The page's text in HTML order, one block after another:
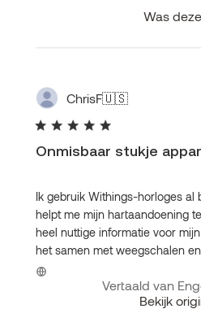
Was
ChrisF🇺🇸
Onmisbaar stukje
Ik gebruik Withings-horloges al
helpt me mijn hartaandoening
heel nuttige informatie voor
het samen met weegschalen
Vertaald van
Bekijk